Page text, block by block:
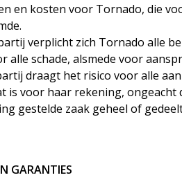
en kosten voor Tornado, die
verplicht zich Tornado alle
alle schade, alsmede voor
draagt het risico voor alle
is voor haar rekening,
gestelde zaak geheel of
GARANTIES